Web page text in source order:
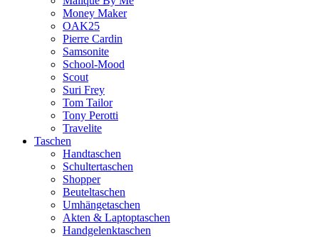
Money Maker
OAK25
Pierre Cardin
Samsonite
School-Mood
Scout
Suri Frey
Tom Tailor
Tony Perotti
Travelite
Taschen
Handtaschen
Schultertaschen
Shopper
Beuteltaschen
Umhängetaschen
Akten & Laptoptaschen
Handgelenktaschen